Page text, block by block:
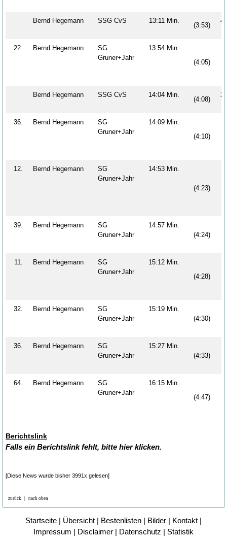
Bernd Hegemann SSG CvS 13:11 Min.
(3:53)
22. Bernd Hegemann
SG
Gruner+Jahr
13:54 Min.
(4:05)
Bernd Hegemann SSG CvS 14:04 Min.
(4:08)
36. Bernd Hegemann
SG
Gruner+Jahr
14:09 Min.
(4:10)
12. Bernd Hegemann
SG
Gruner+Jahr
14:53 Min.
(4:23)
39. Bernd Hegemann
SG
Gruner+Jahr
14:57 Min.
(4:24)
11. Bernd Hegemann
SG
Gruner+Jahr
15:12 Min.
(4:28)
32. Bernd Hegemann
SG
Gruner+Jahr
15:19 Min.
(4:30)
36. Bernd Hegemann
SG
Gruner+Jahr
15:27 Min.
(4:33)
64. Bernd Hegemann
SG
Gruner+Jahr
16:15 Min.
(4:47)
Berichtslink
Falls ein Berichtslink fehlt, bitte hier klicken.
[Diese News wurde bisher 3991x gelesen]
zurück nach oben
Startseite | Übersicht | Bestenlisten | Bilder | Kontakt |
Impressum | Disclaimer | Datenschutz | Statistik